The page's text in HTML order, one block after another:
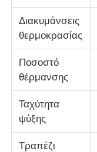
Διακυμάνσεις
θερμοκρασίας
Ποσοστό
θέρμανσης
Ταχύτητα
ψύξης
Τραπέζι